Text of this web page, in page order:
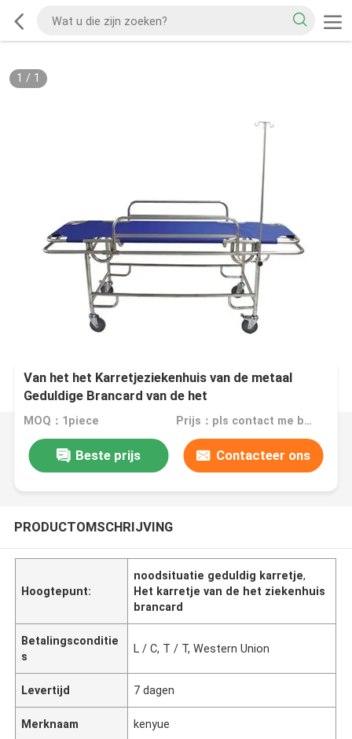
1 / 1
Van het het Karretjeziekenhuis van de metaal
Geduldige Brancard van de het
Meubilairnoodsituatie de Zorgeerste hulp
MOQ：1piece Prijs：pls contact me by email
Beste prijs Contacteer ons
PRODUCTOMSCHRIJVING
Hoogtepunt:
noodsituatie geduldig karretje,
Het karretje van de het ziekenhuis
brancard
Betalingsconditie
s
L / C, T / T, Western Union
Levertijd 7 dagen
Merknaam kenyue